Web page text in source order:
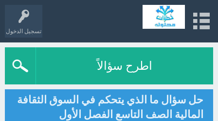
تسجيل الدخول
اطرح سؤالاً
حل سؤال ما الذي يتحكم في السوق الثقافة
المالية الصف التاسع الفصل الأول